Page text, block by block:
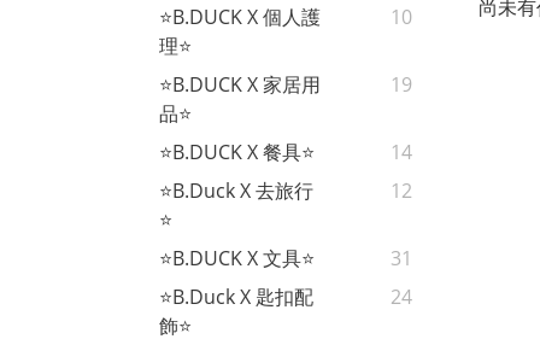
⭐B.DUCK X 個人護
理⭐
10
⭐B.DUCK X 家居用
品⭐
19
⭐B.DUCK X 餐具⭐
14
⭐B.Duck X 去旅行
⭐
12
⭐B.DUCK X 文具⭐
31
⭐B.Duck X 匙扣配
飾⭐
24
尚未